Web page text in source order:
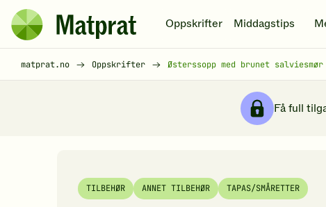
Hopp til hovedinnhold
Matprat
hjemmeside
Oppskrifter Middagstips
matprat.no Oppskrifter Østerssopp med brunet salviesmør
Få full
TILBEHØR ANNET TILBEHØR TAPAS/SMÅRETTER